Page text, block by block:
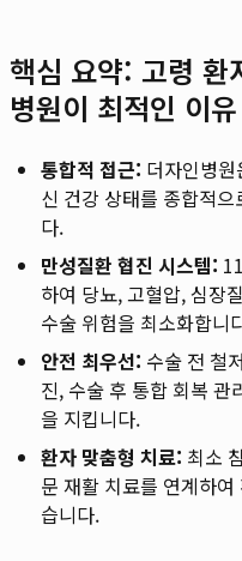
핵심 요약: 고령 환
병원이 최적인 이유
통합적 접근: 더자인병
신 건강 상태를 종합적
다.
만성질환 협진 시스템:
하여 당뇨, 고혈압, 심장
수술 위험을 최소화합니
안전 최우선: 수술 전 철
진, 수술 후 통합 회복 관
을 지킵니다.
환자 맞춤형 치료: 최소
문 재활 치료를 연계하
습니다.